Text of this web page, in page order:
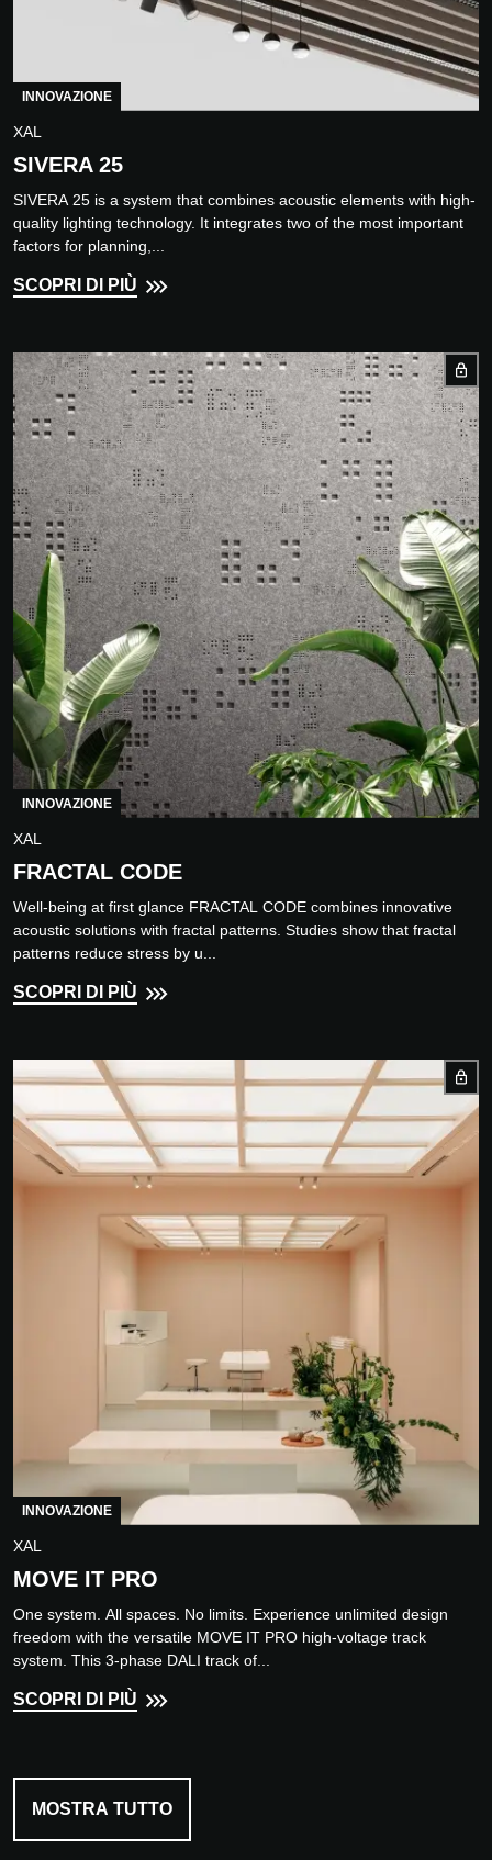
INNOVAZIONE
XAL
SIVERA 25
SIVERA 25 is a system that combines acoustic elements with high-
quality lighting technology. It integrates two of the most important
factors for planning,...
SCOPRI DI PIÙ
INNOVAZIONE
XAL
FRACTAL CODE
Well-being at first glance FRACTAL CODE combines innovative
acoustic solutions with fractal patterns. Studies show that fractal
patterns reduce stress by u...
SCOPRI DI PIÙ
INNOVAZIONE
XAL
MOVE IT PRO
One system. All spaces. No limits. Experience unlimited design
freedom with the versatile MOVE IT PRO high-voltage track
system. This 3-phase DALI track of...
SCOPRI DI PIÙ
MOSTRA TUTTO